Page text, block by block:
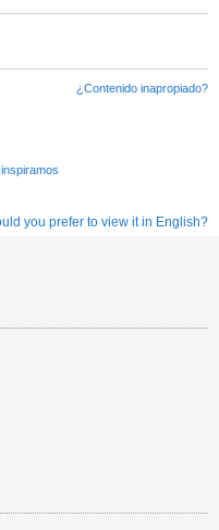
¿Contenido inapropiado?
you prefer to view it in English?